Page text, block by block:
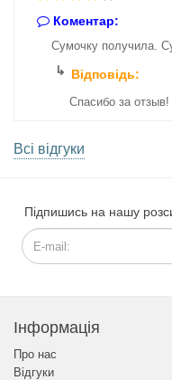
Коментар:
Сумочку получила.
Відповідь:
Спасибо за отзыв!
Всі відгуки
Підпишись на нашу
Інформація
Про нас
Відгуки